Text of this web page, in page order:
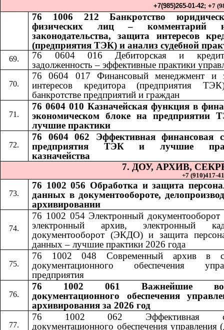
+7(985)265-01-42;​​ +7
76 1006 212 Банкротство
физических лиц – комментарий
законодательства, защита интересов
(предприятия ТЭК) и анализ судебной
76 0604 016 Дебиторская и
задолженность – эффективные практики
76 0604 017 Финансовый менеджмент и
интересов кредитора (предприятия
банкротстве предприятий и граждан
76 0604 010 Казначейская функция в
экономическом блоке на
лучшие практики
76 0604 062 Эффективная финансовая
предприятия ТЭК и лучшие
казначейства
7. ДОУ, АРХИВ,
+7 (910)417-
76 1002 056 Обработка и защита
данных в документообороте,
архивировании
76 1002 054 Электронный
электронный архив, электронный
документооборот (ЭКДО) и защита
данных – лучшие практики 2026 года
76 1002 048 Современный архив в
документационного обеспечения
предприятия
76 1002 061 Важнейшие
документационного обеспечения
архивирования за 2026 год
76 1002 062 Эффективная
документационного обеспечения